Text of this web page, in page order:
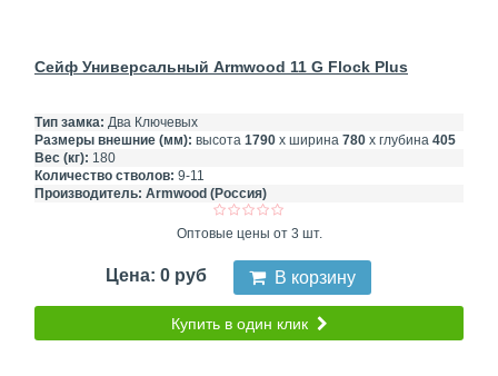
Сейф Универсальный Armwood 11 G Flock Plus
Тип замка: Два Ключевых
Размеры внешние (мм): высота 1790 х ширина 780 х глубина 405
Вес (кг): 180
Количество стволов: 9-11
Производитель: Armwood (Россия)
Оптовые цены от 3 шт.
Цена: 0 руб В корзину
Купить в один клик